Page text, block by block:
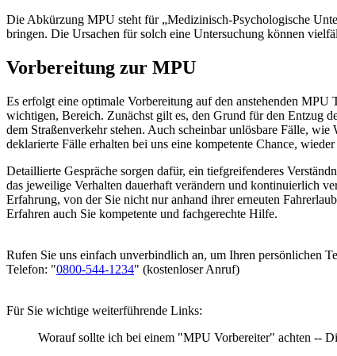
Die Abkürzung MPU steht für „Medizinisch-Psychologische
bringen. Die Ursachen für solch eine Untersuchung können
Vorbereitung zur MPU
Es erfolgt eine optimale Vorbereitung auf den anstehenden
wichtigen, Bereich. Zunächst gilt es, den Grund für den Entzug
dem Straßenverkehr stehen. Auch scheinbar unlösbare Fälle,
deklarierte Fälle erhalten bei uns eine kompetente Chance,
Detaillierte Gespräche sorgen dafür, ein tiefgreifenderes
das jeweilige Verhalten dauerhaft verändern und kontinuierlich
Erfahrung, von der Sie nicht nur anhand ihrer erneuten
Erfahren auch Sie kompetente und fachgerechte Hilfe.
Rufen Sie uns einfach unverbindlich an, um Ihren persönlichen
Telefon: "0800-544-1234" (kostenloser Anruf)
Für Sie wichtige weiterführende Links:
Worauf sollte ich bei einem "MPU Vorbereiter" achten --